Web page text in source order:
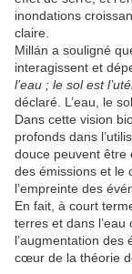
inondations
claire.
Millán a souligné
interagissent et
l’eau ; le sol est
déclaré. L’eau, le
Dans cette vision
profonds dans
douce peuvent être
des émissions et le
l’empreinte des
En fait, à court
terres et dans
l’augmentation des
cœur de la théorie